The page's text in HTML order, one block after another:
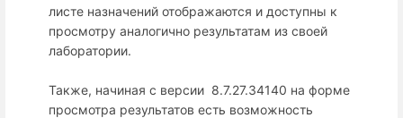
листе назначений отображаются и доступны к
просмотру аналогично результатам из своей
лаборатории.
Также, начиная с версии 8.7.27.34140 на форме
просмотра результатов есть возможность